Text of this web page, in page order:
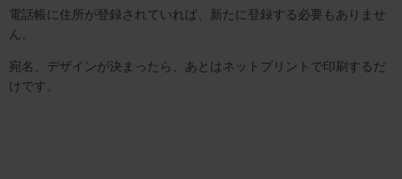
電話帳に住所が登録されていれば、新たに登録する必要もありませ
ん。
宛名、デザインが決まったら、あとはネットプリントで印刷するだ
けです。